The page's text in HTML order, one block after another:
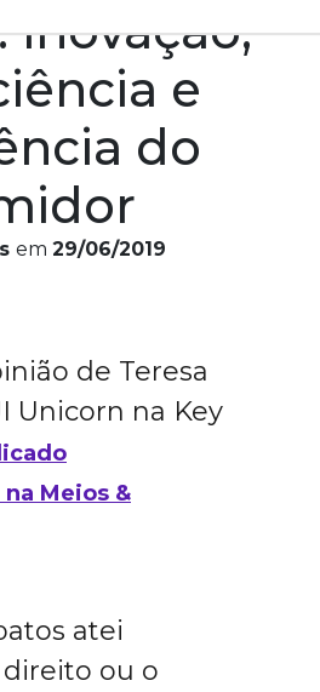
inovação,
e
do
em 29/06/2019
de Teresa
Unicorn na Key
Meios &
atei
ou o